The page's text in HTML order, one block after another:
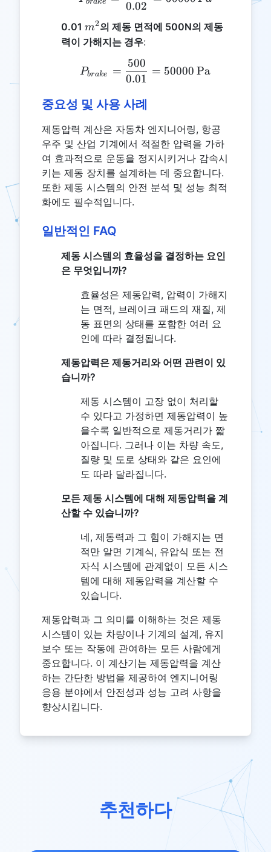
0.02
0.01 m^2
m2의 제동 면적에 500N의 제동
력이 가해지는 경우:
P_{brake} =
Pbrake =
0.01
500
= 50000 Pa
중요성 및 사용 사례
제동압력 계산은 자동차 엔지니어링, 항공
우주 및 산업 기계에서 적절한 압력을 가하
여 효과적으로 운동을 정지시키거나 감속시
키는 제동 장치를 설계하는 데 중요합니다.
또한 제동 시스템의 안전 분석 및 성능 최적
화에도 필수적입니다.
일반적인 FAQ
제동 시스템의 효율성을 결정하는 요인
은 무엇입니까?
효율성은 제동압력, 압력이 가해지
는 면적, 브레이크 패드의 재질, 제
동 표면의 상태를 포함한 여러 요
인에 따라 결정됩니다.
제동압력은 제동거리와 어떤 관련이 있
습니까?
제동 시스템이 고장 없이 처리할
수 있다고 가정하면 제동압력이 높
을수록 일반적으로 제동거리가 짧
아집니다. 그러나 이는 차량 속도,
질량 및 도로 상태와 같은 요인에
도 따라 달라집니다.
모든 제동 시스템에 대해 제동압력을 계
산할 수 있습니까?
네, 제동력과 그 힘이 가해지는 면
적만 알면 기계식, 유압식 또는 전
자식 시스템에 관계없이 모든 시스
템에 대해 제동압력을 계산할 수
있습니다.
제동압력과 그 의미를 이해하는 것은 제동
시스템이 있는 차량이나 기계의 설계, 유지
보수 또는 작동에 관여하는 모든 사람에게
중요합니다. 이 계산기는 제동압력을 계산
하는 간단한 방법을 제공하여 엔지니어링
응용 분야에서 안전성과 성능 고려 사항을
향상시킵니다.
추천하다